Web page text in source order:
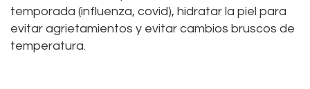
temporada (influenza, covid), hidratar la piel para
evitar agrietamientos y evitar cambios bruscos de
temperatura.